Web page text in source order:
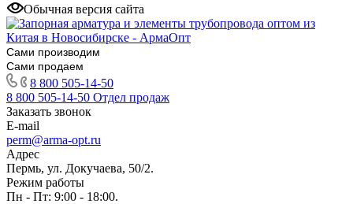
Обычная версия сайта
Сами производим
Сами продаем
8 800 505-14-50
8 800 505-14-50 Отдел продаж
Заказать звонок
E-mail
perm@arma-opt.ru
Адрес
Пермь, ул. Докучаева, 50/2.
Режим работы
Пн - Пт: 9:00 - 18:00.